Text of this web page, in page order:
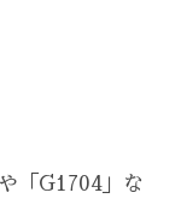
「G1704」な